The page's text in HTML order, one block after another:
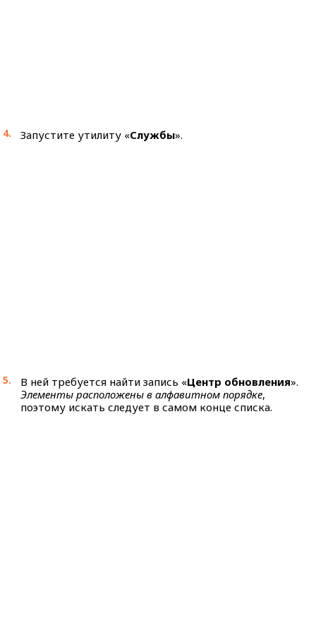
Запустите утилиту «Службы».
В ней требуется найти запись «Центр обновления».
Элементы расположены в алфавитном порядке,
поэтому искать следует в самом конце списка.